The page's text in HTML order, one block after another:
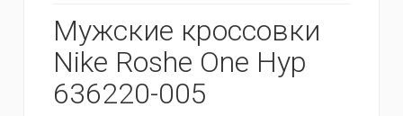
Мужские кроссовки
Nike Roshe One Hyp
636220-005